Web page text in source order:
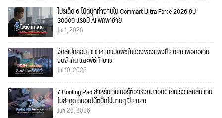
โปรเด็ด 6 โน้ตบุ๊กทำงานใน Commart Ultra Force 2026 งบ
30000 แรงมี AI พกพาง่าย
Jul 1, 2026
จัดสเปกคอม DDR4 เกมมิ่งพีซีในช่วงของแพงปี 2026 เพื่อคอเกม
งบจำกัด และพีซีทำงาน
Jul 10, 2026
7 Cooling Pad สำหรับเกมเมอร์ตัวจริงงบ 1000 เย็นเร็ว เล่นลื่น เกม
ไม่สะดุด ถนอมโน้ตบุ๊กไปนานๆ ปี 2026
Jun 26, 2026